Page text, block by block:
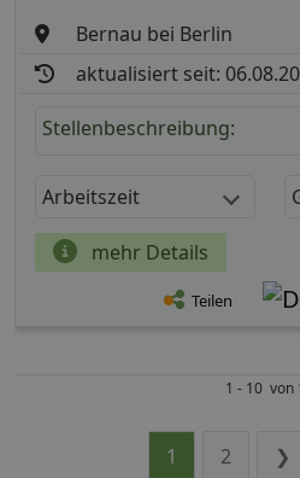
Bernau bei Berlin
aktualisiert seit:
Stellenbeschreibung:
Arbeitszeit
mehr Details
Teilen
1 - 10 von
1 2 ❯